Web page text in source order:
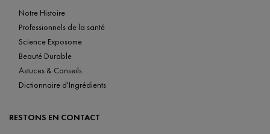
Notre Histoire
Professionnels de la santé
Science Exposome
Beauté Durable
Astuces & Conseils
Dictionnaire d'Ingrédients
RESTONS EN CONTACT